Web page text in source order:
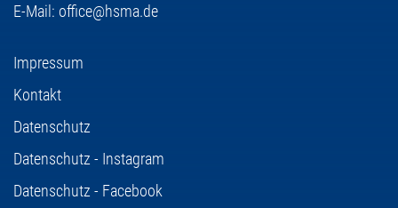
E-Mail: office@hsma.de
Impressum
Kontakt
Datenschutz
Datenschutz - Instagram
Datenschutz - Facebook